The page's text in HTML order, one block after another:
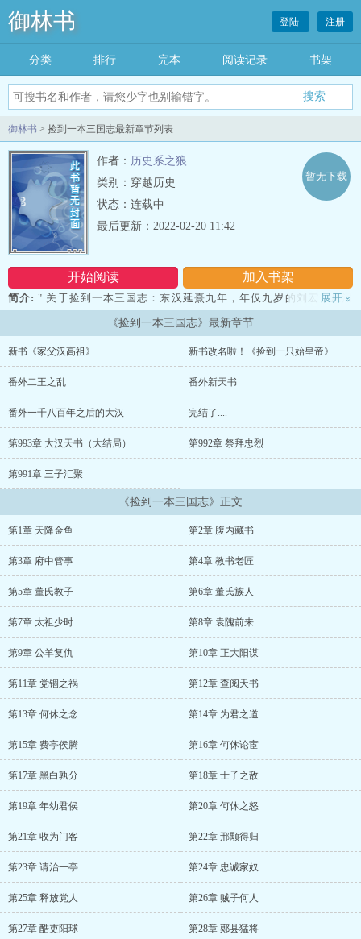
御林书 登陆 注册
分类 排行 完本 阅读记录 书架
御林书 > 捡到一本三国志最新章节列表
作者： 历史系之狼
类别：穿越历史
状态：连载中
开始阅读 加入书架
暂无下载
最后更新：2022-02-20 11:42
简介: " 关于捡到一本三国志：东汉延熹九年，年仅九岁的刘宏，从河
中钓起一只金鱼，剖开其腹，得天书一卷，其名曰《三国志》！于
是，大汉拥有了一个不一样的灵帝，不一样的天下。（非穿越，主角
是未继位的土著灵帝，只是捡到了一本三国志）...
展开 »
《捡到一本三国志》最新章节
新书《家父汉高祖》 新书改名啦！《捡到一只始皇帝》
番外二王之乱 番外新天书
番外一千八百年之后的大汉 完结了....
第993章 大汉天书（大结局） 第992章 祭拜忠烈
第991章 三子汇聚
《捡到一本三国志》正文
第1章 天降金鱼 第2章 腹内藏书
第3章 府中管事 第4章 教书老匠
第5章 董氏教子 第6章 董氏族人
第7章 太祖少时 第8章 袁隗前来
第9章 公羊复仇 第10章 正大阳谋
第11章 党锢之祸 第12章 查阅天书
第13章 何休之念 第14章 为君之道
第15章 费亭侯腾 第16章 何休论宦
第17章 黑白孰分 第18章 士子之敌
第19章 年幼君侯 第20章 何休之怒
第21章 收为门客 第22章 邢颙得归
第23章 请治一亭 第24章 忠诚家奴
第25章 释放党人 第26章 贼子何人
第27章 酷吏阳球 第28章 鄚县猛将